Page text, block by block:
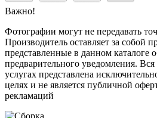
Важно!
Фотографии могут не передавать
Производитель оставляет за собой
представленные в данном каталоге
предварительного уведомления.
услугах представлена
целях и не является публичной
рекламаций